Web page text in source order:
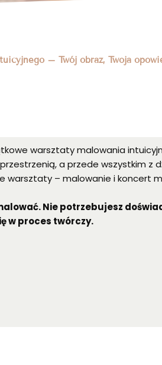
– Twój obraz, Twoja
warsztaty malowania
a przede wszystkim z
warsztaty – malowanie i koncert
Nie potrzebujesz
w proces twórczy.